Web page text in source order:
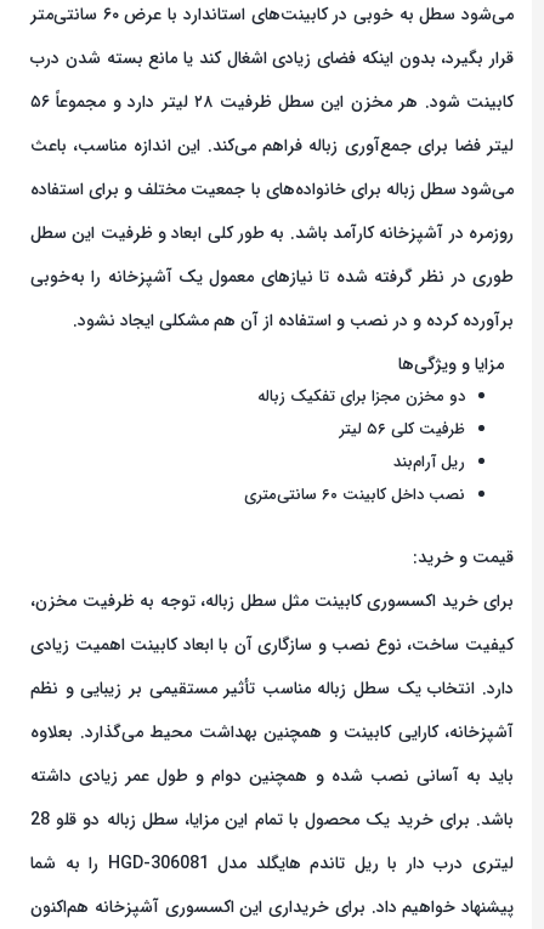
می‌شود سطل به خوبی در کابینت‌های استاندارد با عرض ۶۰ سانتی‌متر
قرار بگیرد، بدون اینکه فضای زیادی اشغال کند یا مانع بسته شدن درب
کابینت شود. هر مخزن این سطل ظرفیت ۲۸ لیتر دارد و مجموعاً ۵۶
لیتر فضا برای جمع‌آوری زباله فراهم می‌کند. این اندازه مناسب، باعث
می‌شود سطل زباله برای خانواده‌های با جمعیت مختلف و برای استفاده
روزمره در آشپزخانه کارآمد باشد. به طور کلی ابعاد و ظرفیت این سطل
طوری در نظر گرفته شده تا نیازهای معمول یک آشپزخانه را به‌خوبی
برآورده کرده و در نصب و استفاده از آن هم مشکلی ایجاد نشود.
مزایا و ویژگی‌ها
دو مخزن مجزا برای تفکیک زباله
ظرفیت کلی ۵۶ لیتر
ریل آرام‌بند
نصب داخل کابینت ۶۰ سانتی‌متری
قیمت و خرید:
برای خرید اکسسوری کابینت مثل سطل زباله، توجه به ظرفیت مخزن،
کیفیت ساخت، نوع نصب و سازگاری آن با ابعاد کابینت اهمیت زیادی
دارد. انتخاب یک سطل زباله مناسب تأثیر مستقیمی بر زیبایی و نظم
آشپزخانه، کارایی کابینت و همچنین بهداشت محیط می‌گذارد. بعلاوه
باید به آسانی نصب شده و همچنین دوام و طول عمر زیادی داشته
باشد. برای خرید یک محصول با تمام این مزایا، سطل زباله دو قلو 28
لیتری درب دار با ریل تاندم هایگلد مدل HGD-306081 را به شما
پیشنهاد خواهیم داد. برای خریداری این اکسسوری آشپزخانه هم‌اکنون